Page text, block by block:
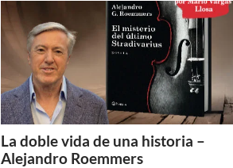
La doble vida de una historia –
Alejandro Roemmers